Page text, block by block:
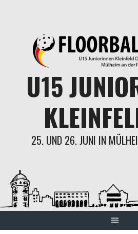
U15
25. UND 26. JUNI IN